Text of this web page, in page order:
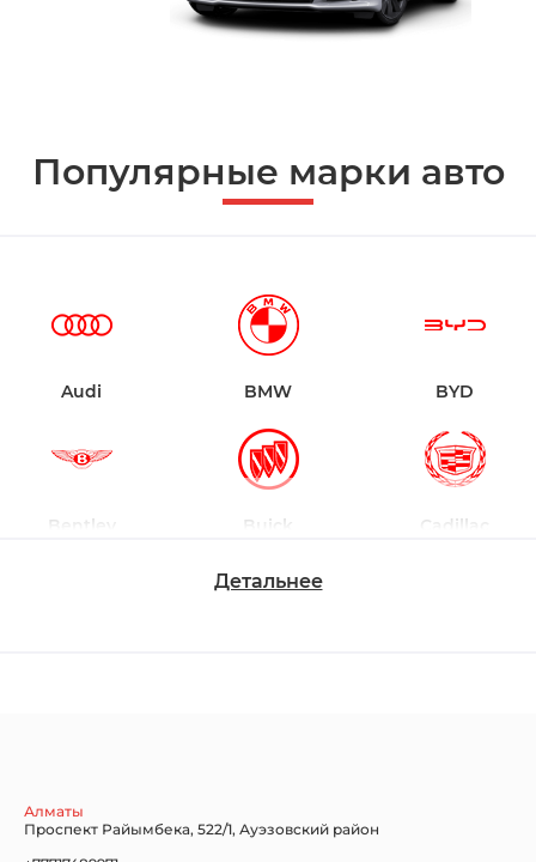
Популярные марки авто
Audi BMW BYD
Bentley Buick Cadillac
Детальнее
Алматы
Проспект Райымбека, 522/1, Ауэзовский район